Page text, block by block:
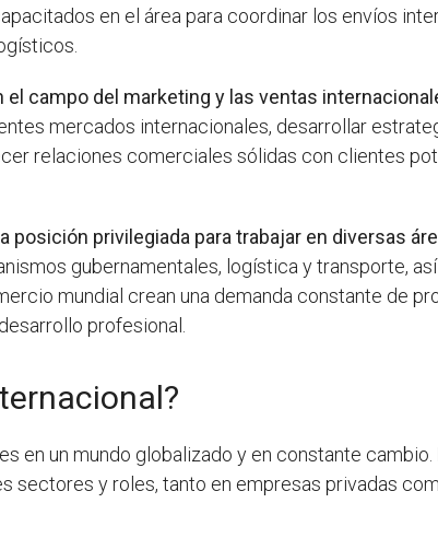
en el área para coordinar los envíos
campo del marketing y las ventas
mercados internacionales, desarrollar
relaciones comerciales sólidas con clientes
privilegiada para trabajar en diversas
gubernamentales, logística y transporte,
mundial crean una demanda constante de
profesional.
en un mundo globalizado y en constante cambio.
sectores y roles, tanto en empresas privadas